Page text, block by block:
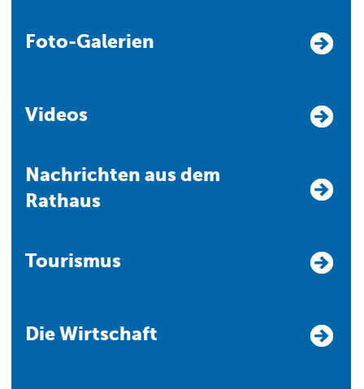
Foto-Galerien
Videos
Nachrichten aus dem
Rathaus
Tourismus
Die Wirtschaft